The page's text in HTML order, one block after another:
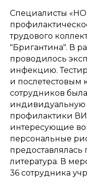
Специалисты
трудового
"Бригантина". В
проводилось
инфекцию.
и послетестовым
сотрудников
индивидуальную
профилактики
интересующие
персональные
предоставлялась
литература. В
36 сотрудника